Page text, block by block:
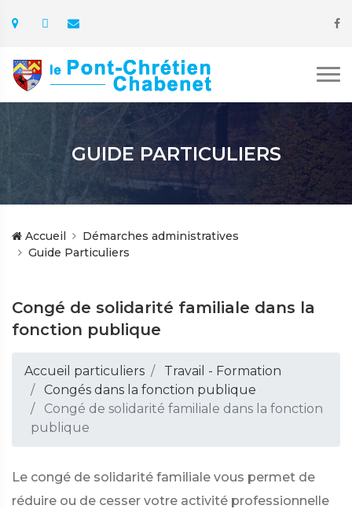
GUIDE PARTICULIERS
Accueil
Démarches administratives
Guide Particuliers
Congé de solidarité familiale dans la
fonction publique
Accueil particuliers
Travail - Formation
Congés dans la fonction publique
Congé de solidarité familiale dans la fonction
publique
Le congé de solidarité familiale vous permet de
réduire ou de cesser votre activité professionnelle